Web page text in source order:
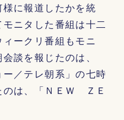
に報道したかを統
ニタした番組は十二
ークリ番組もモニ
談を報じたのは、
／テレ朝系」の七時
のは、「ＮＥＷ ＺＥ